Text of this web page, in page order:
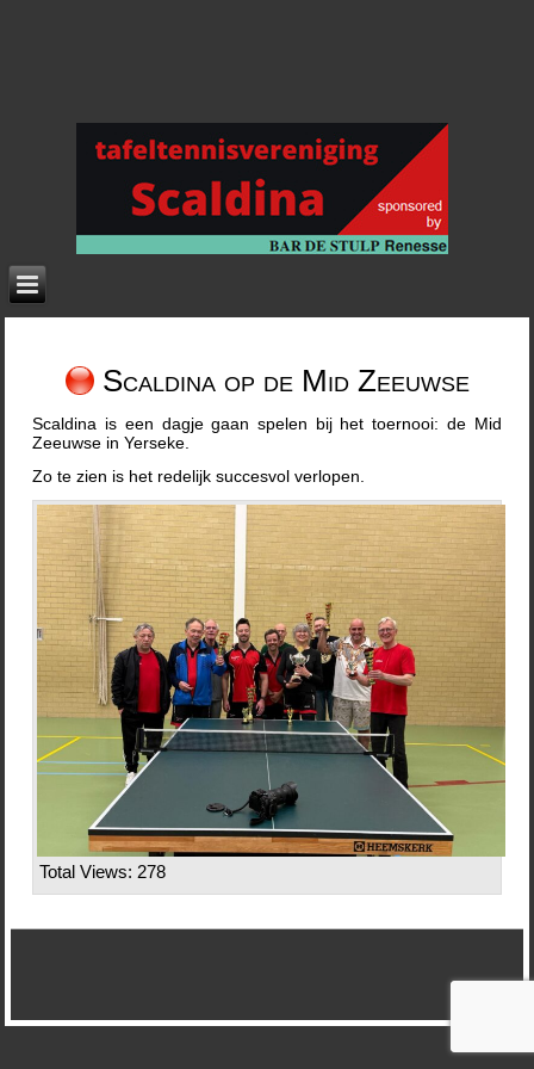
Scaldina op de Mid Zeeuwse
Scaldina is een dagje gaan spelen bij het toernooi: de Mid
Zeeuwse in Yerseke.
Zo te zien is het redelijk succesvol verlopen.
Total Views: 278